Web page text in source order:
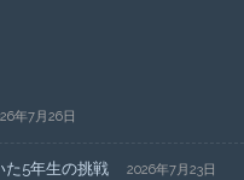
年7月26日
た5年生の挑戦 2026年7月23日